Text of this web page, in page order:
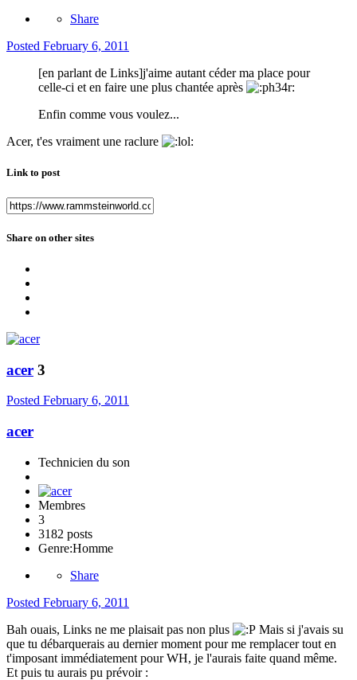
Share
Posted February 6, 2011
[en parlant de Links]j'aime autant céder ma place pour
celle-ci et en faire une plus chantée après
Enfin comme vous voulez...
Acer, t'es vraiment une raclure
Link to post
Share on other sites
acer 3
Posted February 6, 2011
acer
Technicien du son
Membres
3
3182 posts
Genre:Homme
Share
Posted February 6, 2011
Bah ouais, Links ne me plaisait pas non plus
Mais si j'avais su
que tu débarquerais au dernier moment pour me remplacer tout en
t'imposant immédiatement pour WH, je l'aurais faite quand même.
Et puis tu aurais pu prévoir :